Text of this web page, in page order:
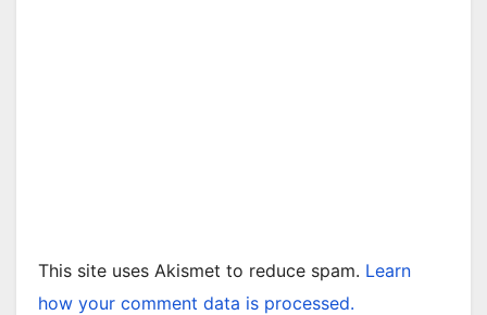
This site uses Akismet to reduce spam. Learn
how your comment data is processed.